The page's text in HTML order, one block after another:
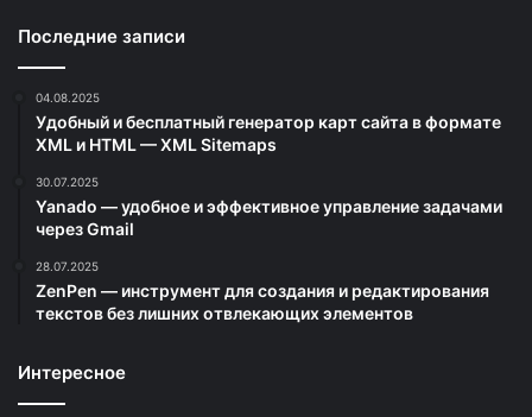
Последние записи
04.08.2025
Удобный и бесплатный генератор карт сайта в формате
XML и HTML — XML Sitemaps
30.07.2025
Yanado — удобное и эффективное управление задачами
через Gmail
28.07.2025
ZenPen — инструмент для создания и редактирования
текстов без лишних отвлекающих элементов
Интересное